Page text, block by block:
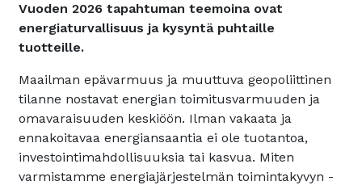
Vuoden 2026 tapahtuman teemoina ovat
energiaturvallisuus ja kysyntä puhtaille
tuotteille.
Maailman epävarmuus ja muuttuva geopoliittinen
tilanne nostavat energian toimitusvarmuuden ja
omavaraisuuden keskiöön. Ilman vakaata ja
ennakoitavaa energiansaantia ei ole tuotantoa,
investointimahdollisuuksia tai kasvua. Miten
varmistamme energiajärjestelmän toimintakyvyn -